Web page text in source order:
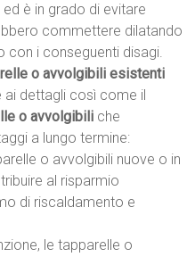
è in grado di evitare
commettere dilatando
con i conseguenti disagi.
o avvolgibili esistenti
dettagli così come il
o avvolgibili che
a lungo termine:
o avvolgibili nuove o in
al risparmio
di riscaldamento e
le tapparelle o